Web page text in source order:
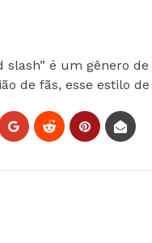
slash” é um gênero
de fãs, esse estilo